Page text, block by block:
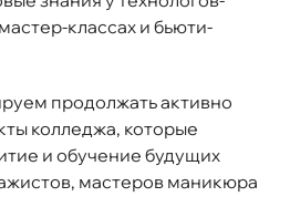
классах и бьюти-
продолжать активно
колледжа, которые
и обучение будущих
мастеров маникюра